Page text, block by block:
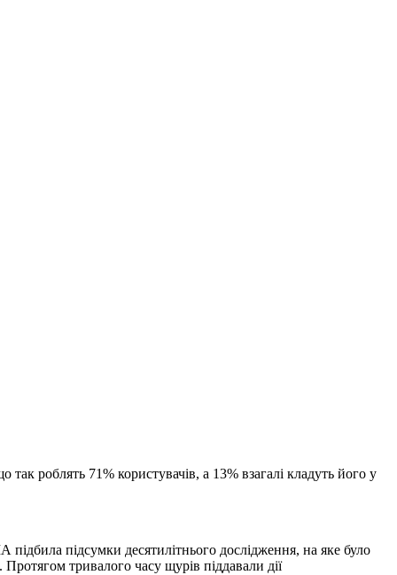
так роблять 71% користувачів, а 13% взагалі кладуть його у
підсумки десятилітнього дослідження, на яке було
тривалого часу щурів піддавали дії